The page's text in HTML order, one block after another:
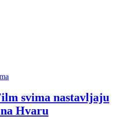
svima nastavljaju
Hvaru